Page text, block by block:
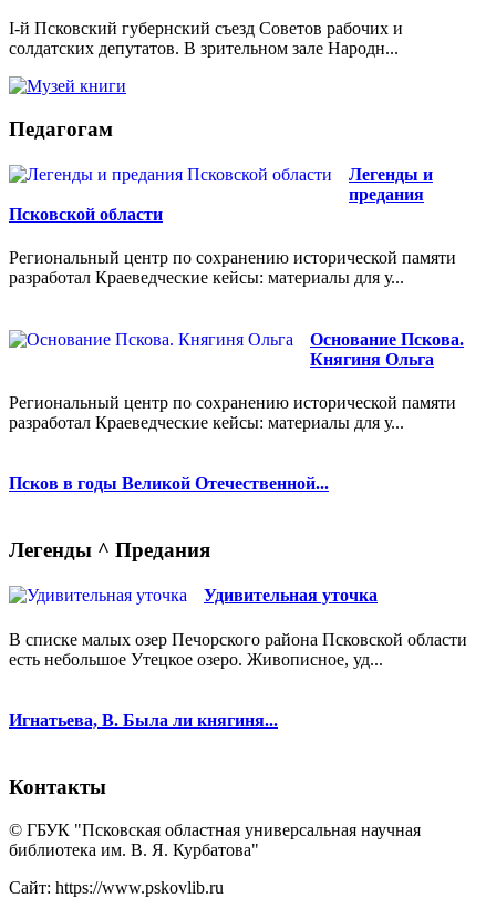
I-й Псковский губернский съезд Советов рабочих и
солдатских депутатов. В зрительном зале Народн...
Педагогам
Легенды и
предания
Псковской области
Региональный центр по сохранению исторической памяти
разработал Краеведческие кейсы: материалы для у...
Основание Пскова.
Княгиня Ольга
Региональный центр по сохранению исторической памяти
разработал Краеведческие кейсы: материалы для у...
Псков в годы Великой Отечественной...
Легенды ^ Предания
Удивительная уточка
В списке малых озер Печорского района Псковской области
есть небольшое Утецкое озеро. Живописное, уд...
Игнатьева, В. Была ли княгиня...
Контакты
© ГБУК "Псковская областная универсальная научная
библиотека им. В. Я. Курбатова"
Сайт: https://www.pskovlib.ru